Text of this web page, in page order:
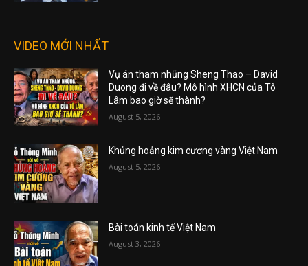
VIDEO MỚI NHẤT
Vụ án tham nhũng Sheng Thao – David
Duong đi về đâu? Mô hình XHCN của Tô
Lâm bao giờ sẽ thành?
August 5, 2026
Khủng hoảng kim cương vàng Việt Nam
August 5, 2026
Bài toán kinh tế Việt Nam
August 3, 2026